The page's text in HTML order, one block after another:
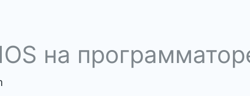
на